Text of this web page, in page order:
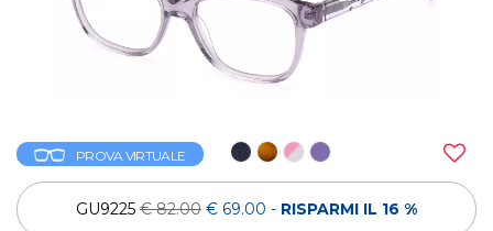
PROVA VIRTUALE
GU9225 € 82.00 € 69.00 - RISPARMI IL 16 %